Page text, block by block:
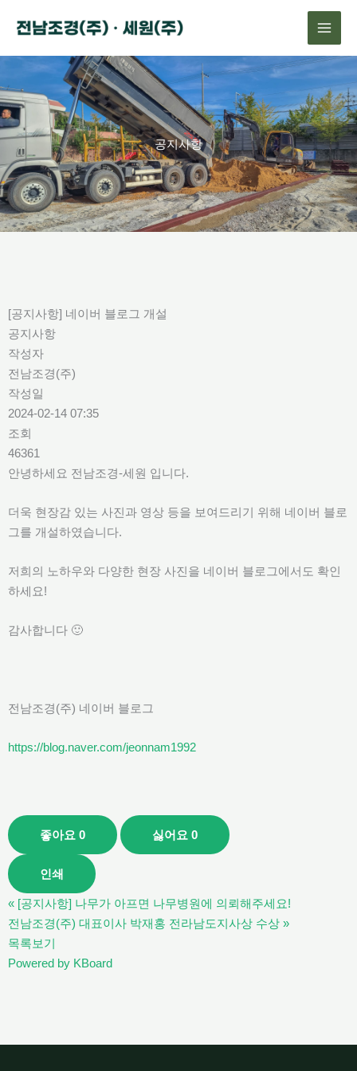
건
너
뛰
공지사항
[공지사항] 네이버 블로그 개설
공지사항
작성자
전남조경(주)
작성일
2024-02-14 07:35
조회
46361
안녕하세요 전남조경-세원 입니다.
더욱 현장감 있는 사진과 영상 등을 보여드리기 위해 네이버 블로
그를 개설하였습니다.
저희의 노하우와 다양한 현장 사진을 네이버 블로그에서도 확인
하세요!
감사합니다 🙂
전남조경(주) 네이버 블로그
https://blog.naver.com/jeonnam1992
좋아요 0 싫어요 0
인쇄
« [공지사항] 나무가 아프면 나무병원에 의뢰해주세요!
전남조경(주) 대표이사 박재홍 전라남도지사상 수상 »
목록보기
Powered by KBoard